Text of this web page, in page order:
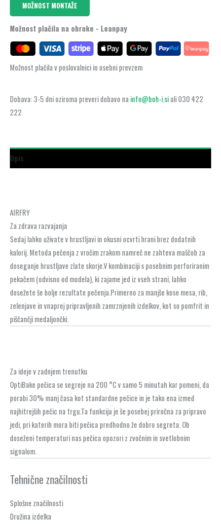
MOŽNOST MONTAŽE
Možnost plačila na obroke - Leanpay
Možnost plačila v poslovalnici in osebni prevzem
Dobava: 3-5 dni oziroma preveri dobavo na info@boh-i.siali 030 422
222
Opis
AIRFRY
Za zdrava razvajanja
Sedaj lahko uživate v hrustljavi in okusni ocvrti hrani brez dodatnih
kalorij. Metoda pečenja z vročim zrakom namreč ne zahteva maščob za
doseganje hrustljave zlate skorje.V kombinaciji s posebnim perforiranim
pekačem (odvisno od modela), ki zajame jed iz vseh strani, lahko
dosežete še bolje rezultate pečenja.Primerno za manjše kose mesa, rib,
zelenjave in vnaprej pripravljenih zamrznjenih izdelkov, kot so pomfrit in
piščančji medaljončki.
Za ideje v zadnjem trenutku
OptiBake pečica se segreje na 200 °C v samo 5 minutah kar pomeni, da
porabi 30% manj časa kot standardne pečice in je tako ena izmed
najhitrejših pečic na trgu.Ta funkcija je še posebej priročna za pripravo
jedi, pri katerih mora biti pečica predhodno že dobro segreta. Ob
doseženi temperaturi nas pečica opozori z zvočnim in svetlobnim
signalom.
Tehnične značilnosti
Splošne značilnosti
Družina izdelka